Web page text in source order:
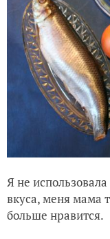
Я не
вкуса, меня мама
больше нравится.